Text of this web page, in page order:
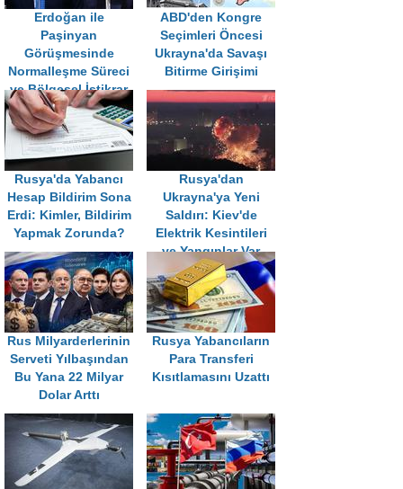
Erdoğan ile
Paşinyan
Görüşmesinde
Normalleşme Süreci
ve Bölgesel İstikrar
Vurgusu
ABD'den Kongre
Seçimleri Öncesi
Ukrayna'da Savaşı
Bitirme Girişimi
Rusya'da Yabancı
Hesap Bildirim Sona
Erdi: Kimler, Bildirim
Yapmak Zorunda?
Rusya'dan
Ukrayna'ya Yeni
Saldırı: Kiev'de
Elektrik Kesintileri
ve Yangınlar Var
Rus Milyarderlerinin
Serveti Yılbaşından
Bu Yana 22 Milyar
Dolar Arttı
Rusya Yabancıların
Para Transferi
Kısıtlamasını Uzattı